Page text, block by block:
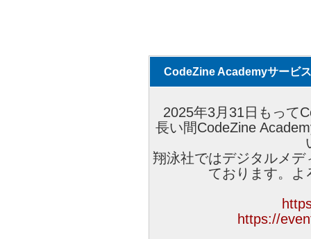
CodeZine Academyサービ
2025年3月31日もって
長い間CodeZine
翔泳社ではデジタルメ
ております。よ
https://